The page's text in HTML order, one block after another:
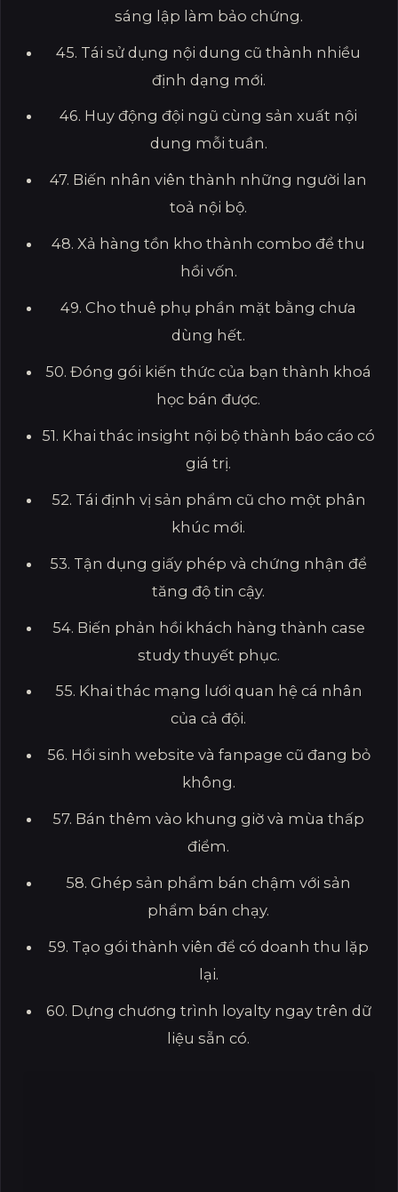
sáng lập làm bảo chứng.
45. Tái sử dụng nội dung cũ thành nhiều
định dạng mới.
46. Huy động đội ngũ cùng sản xuất nội
dung mỗi tuần.
47. Biến nhân viên thành những người lan
toả nội bộ.
48. Xả hàng tồn kho thành combo để thu
hồi vốn.
49. Cho thuê phụ phần mặt bằng chưa
dùng hết.
50. Đóng gói kiến thức của bạn thành khoá
học bán được.
51. Khai thác insight nội bộ thành báo cáo có
giá trị.
52. Tái định vị sản phẩm cũ cho một phân
khúc mới.
53. Tận dụng giấy phép và chứng nhận để
tăng độ tin cậy.
54. Biến phản hồi khách hàng thành case
study thuyết phục.
55. Khai thác mạng lưới quan hệ cá nhân
của cả đội.
56. Hồi sinh website và fanpage cũ đang bỏ
không.
57. Bán thêm vào khung giờ và mùa thấp
điểm.
58. Ghép sản phẩm bán chậm với sản
phẩm bán chạy.
59. Tạo gói thành viên để có doanh thu lặp
lại.
60. Dựng chương trình loyalty ngay trên dữ
liệu sẵn có.